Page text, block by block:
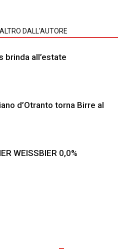
ALTRO DALL'AUTORE
brinda all’estate
d’Otranto torna Birre al
WEISSBIER 0,0%